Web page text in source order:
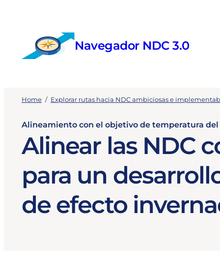
Navegador NDC 3.0
Home / Explorar rutas hacia NDC ambiciosas e
Alineamiento con el objetivo de temperatura del
Alinear las NDC
para un
de efecto